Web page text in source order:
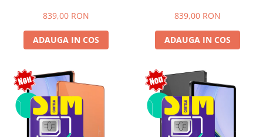
16, Unisoc T7250, 8300mAh,
SIM
839,00 RON
ADAUGA IN COS
16, Unisoc T7250, 8300mAh,
SIM
839,00 RON
ADAUGA IN COS